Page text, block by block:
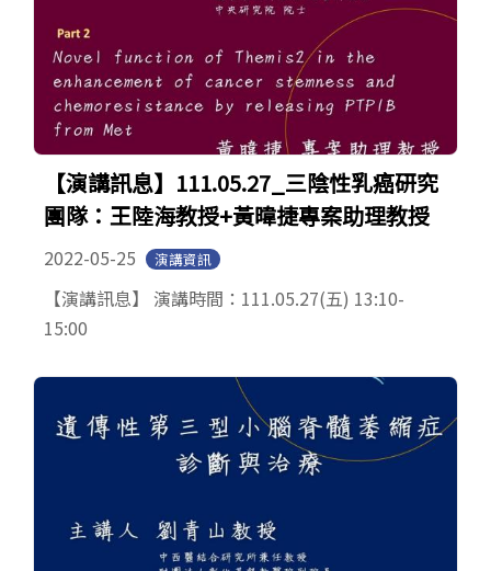
【演講訊息】111.05.27_三陰性乳癌研究
團隊：王陸海教授+黃暐捷專案助理教授
2022-05-25 演講資訊
【演講訊息】 演講時間：111.05.27(五) 13:10-
15:00